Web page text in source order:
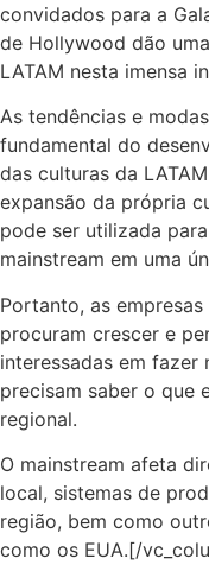
convidados para a
de Hollywood dão
LATAM nesta imensa
As tendências e
fundamental do
das culturas da
expansão da própria
pode ser utilizada
mainstream em uma
Portanto, as
procuram crescer e
interessadas em fazer
precisam saber o que
regional.
O mainstream afeta
local, sistemas de
região, bem como
como os EUA.[/